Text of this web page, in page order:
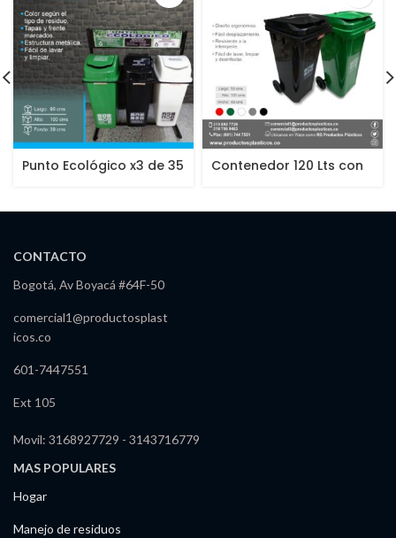
Punto Ecológico x3 de 35
Contenedor 120 Lts con
CONTACTO
Bogotá, Av Boyacá #64F-50
comercial1@productosplast
icos.co
601-7447551
Ext 105
Movil: 3168927729 - 3143716779
MAS POPULARES
Hogar
Manejo de residuos